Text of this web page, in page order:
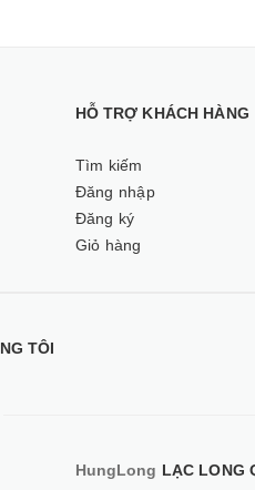
HỖ TRỢ KHÁCH HÀNG
Tìm kiếm
Đăng nhập
Đăng ký
Giỏ hàng
TÔI
HungLong LẠC LONG